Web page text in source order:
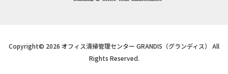
Copyright© 2026 オフィス清掃管理センター GRANDIS（グランディス） All
Rights Reserved.